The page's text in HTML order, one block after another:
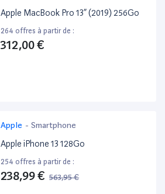
Apple MacBook Pro 13” (2019) 256Go
264 offres à partir de :
312,00 €
Apple - Smartphone
Apple iPhone 13 128Go
254 offres à partir de :
238,99 € 563,95 €